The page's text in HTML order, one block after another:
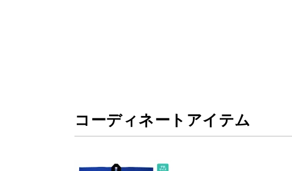
コーディネートアイテム